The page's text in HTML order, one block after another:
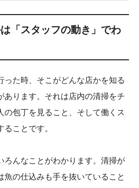
「スタッフの動き」でわ
った時、そこがどんな店かを知る
あります。それは店内の清掃をチ
の包丁を見ること、そして働くス
ことです。
ろんなことがわかります。清掃が
魚の仕込みも手を抜いていること